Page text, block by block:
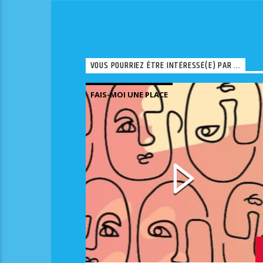
VOUS POURRIEZ ÊTRE INTÉRESSÉ(E) PAR ...
FAIS-MOI UNE PLACE